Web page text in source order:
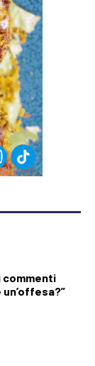
commenti
un’offesa?”